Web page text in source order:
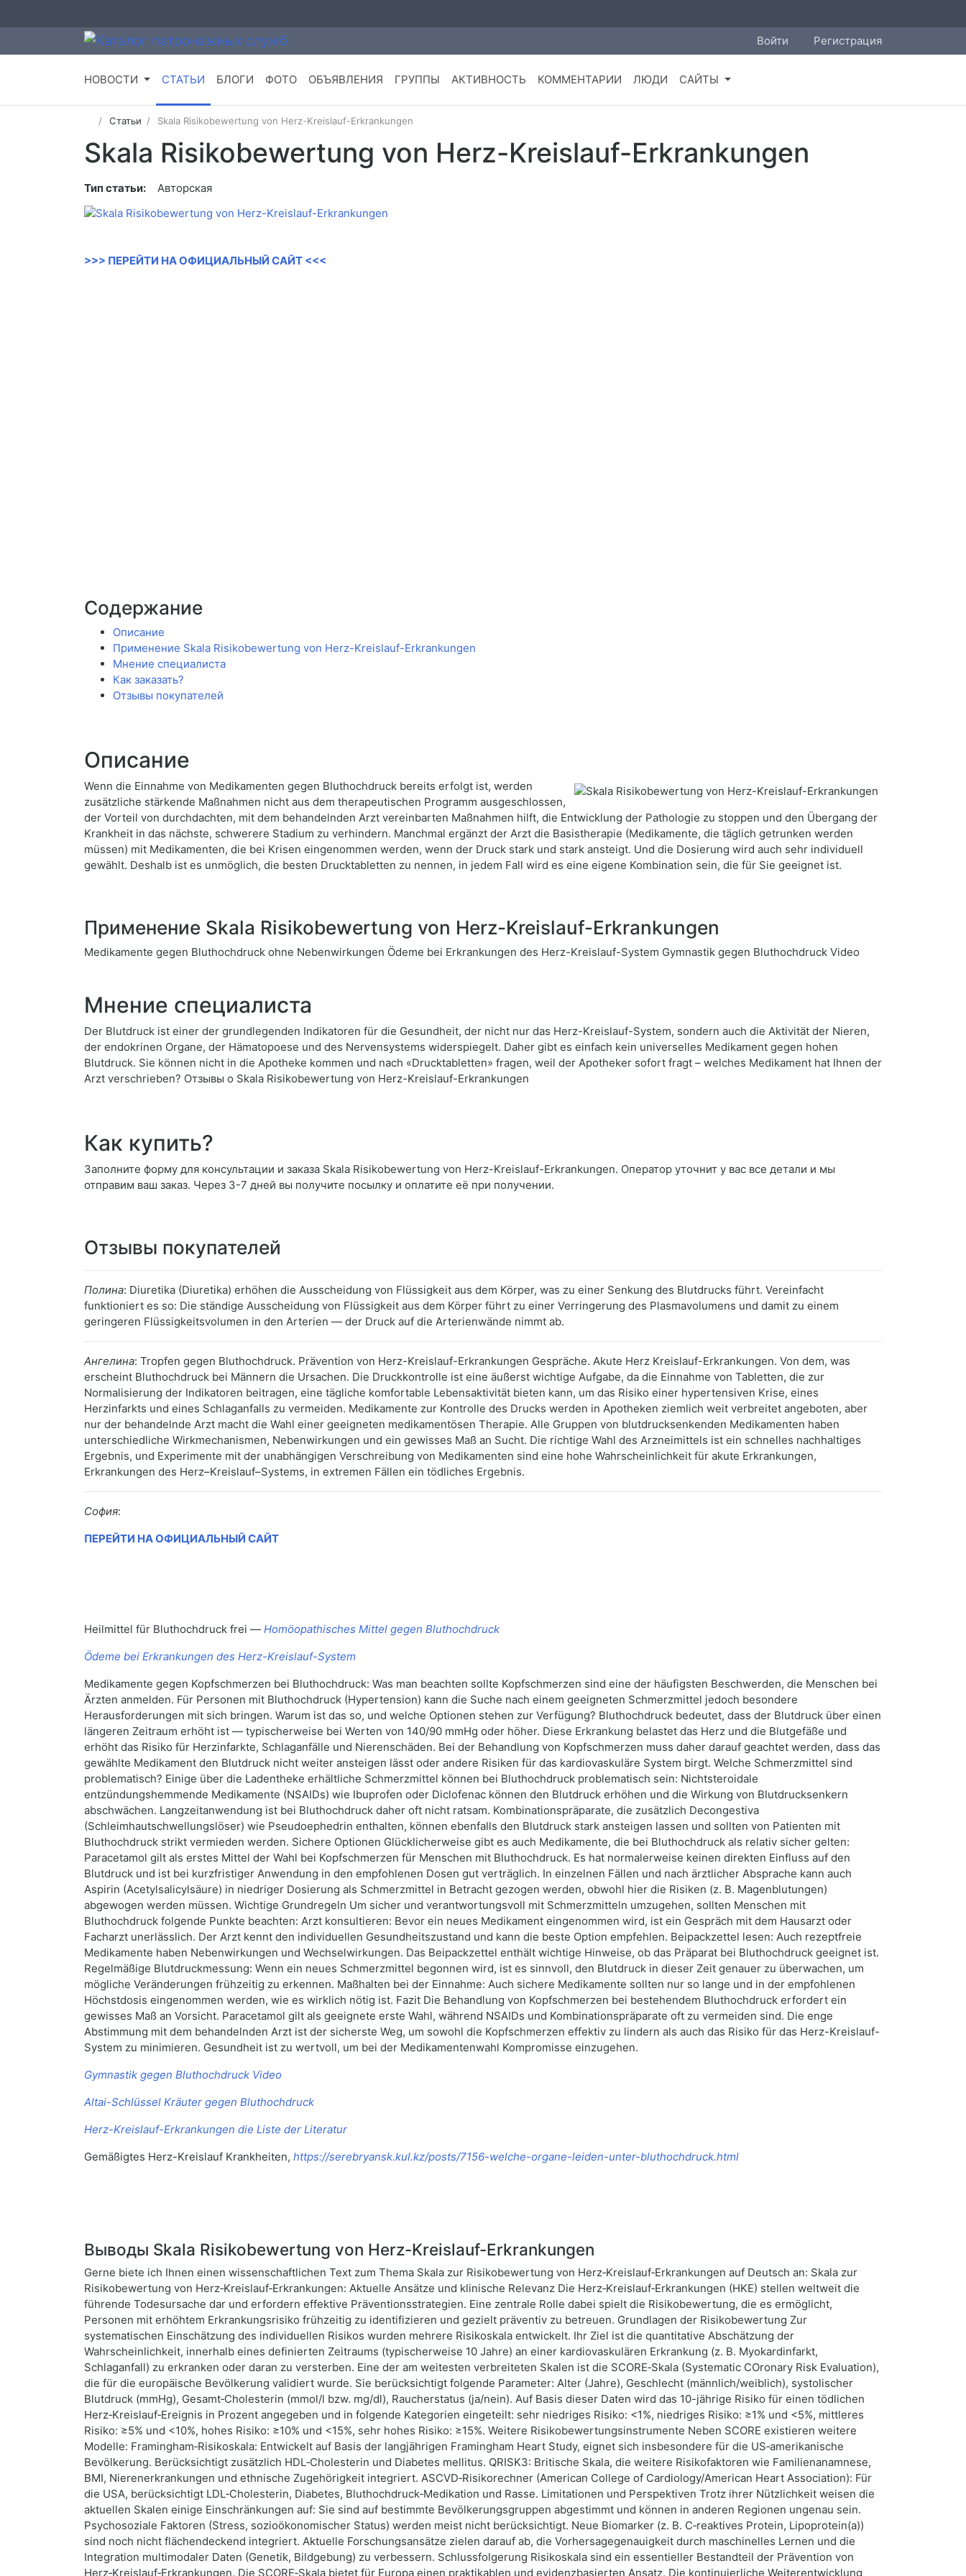
Войти Регистрация
НОВОСТИ СТАТЬИ БЛОГИ ФОТО ОБЪЯВЛЕНИЯ ГРУППЫ АКТИВНОСТЬ КОММЕНТАРИИ ЛЮДИ САЙТЫ
Статьи Skala Risikobewertung von Herz-Kreislauf-Erkrankungen
Skala Risikobewertung von Herz-Kreislauf-Erkrankungen
Тип статьи: Авторская
>>> ПЕРЕЙТИ НА ОФИЦИАЛЬНЫЙ САЙТ <<<
Содержание
Описание
Применение Skala Risikobewertung von Herz-Kreislauf-Erkrankungen
Мнение специалиста
Как заказать?
Отзывы покупателей
Описание
Wenn die Einnahme von Medikamenten gegen Bluthochdruck bereits erfolgt ist, werden
zusätzliche stärkende Maßnahmen nicht aus dem therapeutischen Programm ausgeschlossen,
der Vorteil von durchdachten, mit dem behandelnden Arzt vereinbarten Maßnahmen hilft, die Entwicklung der Pathologie zu stoppen und den Übergang der
Krankheit in das nächste, schwerere Stadium zu verhindern. Manchmal ergänzt der Arzt die Basistherapie (Medikamente, die täglich getrunken werden
müssen) mit Medikamenten, die bei Krisen eingenommen werden, wenn der Druck stark und stark ansteigt. Und die Dosierung wird auch sehr individuell
gewählt. Deshalb ist es unmöglich, die besten Drucktabletten zu nennen, in jedem Fall wird es eine eigene Kombination sein, die für Sie geeignet ist.
Применение Skala Risikobewertung von Herz-Kreislauf-Erkrankungen
Medikamente gegen Bluthochdruck ohne Nebenwirkungen Ödeme bei Erkrankungen des Herz-Kreislauf-System Gymnastik gegen Bluthochdruck Video
Мнение специалиста
Der Blutdruck ist einer der grundlegenden Indikatoren für die Gesundheit, der nicht nur das Herz-Kreislauf-System, sondern auch die Aktivität der Nieren,
der endokrinen Organe, der Hämatopoese und des Nervensystems widerspiegelt. Daher gibt es einfach kein universelles Medikament gegen hohen
Blutdruck. Sie können nicht in die Apotheke kommen und nach «Drucktabletten» fragen, weil der Apotheker sofort fragt – welches Medikament hat Ihnen der
Arzt verschrieben? Отзывы о Skala Risikobewertung von Herz-Kreislauf-Erkrankungen
Как купить?
Заполните форму для консультации и заказа Skala Risikobewertung von Herz-Kreislauf-Erkrankungen. Оператор уточнит у вас все детали и мы
отправим ваш заказ. Через 3-7 дней вы получите посылку и оплатите её при получении.
Отзывы покупателей
Полина: Diuretika (Diuretika) erhöhen die Ausscheidung von Flüssigkeit aus dem Körper, was zu einer Senkung des Blutdrucks führt. Vereinfacht
funktioniert es so: Die ständige Ausscheidung von Flüssigkeit aus dem Körper führt zu einer Verringerung des Plasmavolumens und damit zu einem
geringeren Flüssigkeitsvolumen in den Arterien — der Druck auf die Arterienwände nimmt ab.
Ангелина: Tropfen gegen Bluthochdruck. Prävention von Herz-Kreislauf-Erkrankungen Gespräche. Akute Herz Kreislauf-Erkrankungen. Von dem, was
erscheint Bluthochdruck bei Männern die Ursachen. Die Druckkontrolle ist eine äußerst wichtige Aufgabe, da die Einnahme von Tabletten, die zur
Normalisierung der Indikatoren beitragen, eine tägliche komfortable Lebensaktivität bieten kann, um das Risiko einer hypertensiven Krise, eines
Herzinfarkts und eines Schlaganfalls zu vermeiden. Medikamente zur Kontrolle des Drucks werden in Apotheken ziemlich weit verbreitet angeboten, aber
nur der behandelnde Arzt macht die Wahl einer geeigneten medikamentösen Therapie. Alle Gruppen von blutdrucksenkenden Medikamenten haben
unterschiedliche Wirkmechanismen, Nebenwirkungen und ein gewisses Maß an Sucht. Die richtige Wahl des Arzneimittels ist ein schnelles nachhaltiges
Ergebnis, und Experimente mit der unabhängigen Verschreibung von Medikamenten sind eine hohe Wahrscheinlichkeit für akute Erkrankungen,
Erkrankungen des Herz–Kreislauf–Systems, in extremen Fällen ein tödliches Ergebnis.
София:
ПЕРЕЙТИ НА ОФИЦИАЛЬНЫЙ САЙТ
Heilmittel für Bluthochdruck frei — Homöopathisches Mittel gegen Bluthochdruck
Ödeme bei Erkrankungen des Herz-Kreislauf-System
Medikamente gegen Kopfschmerzen bei Bluthochdruck: Was man beachten sollte Kopfschmerzen sind eine der häufigsten Beschwerden, die Menschen bei
Ärzten anmelden. Für Personen mit Bluthochdruck (Hypertension) kann die Suche nach einem geeigneten Schmerzmittel jedoch besondere
Herausforderungen mit sich bringen. Warum ist das so, und welche Optionen stehen zur Verfügung? Bluthochdruck bedeutet, dass der Blutdruck über einen
längeren Zeitraum erhöht ist — typischerweise bei Werten von 140/90 mmHg oder höher. Diese Erkrankung belastet das Herz und die Blutgefäße und
erhöht das Risiko für Herzinfarkte, Schlaganfälle und Nierenschäden. Bei der Behandlung von Kopfschmerzen muss daher darauf geachtet werden, dass das
gewählte Medikament den Blutdruck nicht weiter ansteigen lässt oder andere Risiken für das kardiovaskuläre System birgt. Welche Schmerzmittel sind
problematisch? Einige über die Ladentheke erhältliche Schmerzmittel können bei Bluthochdruck problematisch sein: Nichtsteroidale
entzündungshemmende Medikamente (NSAIDs) wie Ibuprofen oder Diclofenac können den Blutdruck erhöhen und die Wirkung von Blutdrucksenkern
abschwächen. Langzeitanwendung ist bei Bluthochdruck daher oft nicht ratsam. Kombinationspräparate, die zusätzlich Decongestiva
(Schleimhautschwellungslöser) wie Pseudoephedrin enthalten, können ebenfalls den Blutdruck stark ansteigen lassen und sollten von Patienten mit
Bluthochdruck strikt vermieden werden. Sichere Optionen Glücklicherweise gibt es auch Medikamente, die bei Bluthochdruck als relativ sicher gelten:
Paracetamol gilt als erstes Mittel der Wahl bei Kopfschmerzen für Menschen mit Bluthochdruck. Es hat normalerweise keinen direkten Einfluss auf den
Blutdruck und ist bei kurzfristiger Anwendung in den empfohlenen Dosen gut verträglich. In einzelnen Fällen und nach ärztlicher Absprache kann auch
Aspirin (Acetylsalicylsäure) in niedriger Dosierung als Schmerzmittel in Betracht gezogen werden, obwohl hier die Risiken (z. B. Magenblutungen)
abgewogen werden müssen. Wichtige Grundregeln Um sicher und verantwortungsvoll mit Schmerzmitteln umzugehen, sollten Menschen mit
Bluthochdruck folgende Punkte beachten: Arzt konsultieren: Bevor ein neues Medikament eingenommen wird, ist ein Gespräch mit dem Hausarzt oder
Facharzt unerlässlich. Der Arzt kennt den individuellen Gesundheitszustand und kann die beste Option empfehlen. Beipackzettel lesen: Auch rezeptfreie
Medikamente haben Nebenwirkungen und Wechselwirkungen. Das Beipackzettel enthält wichtige Hinweise, ob das Präparat bei Bluthochdruck geeignet ist.
Regelmäßige Blutdruckmessung: Wenn ein neues Schmerzmittel begonnen wird, ist es sinnvoll, den Blutdruck in dieser Zeit genauer zu überwachen, um
mögliche Veränderungen frühzeitig zu erkennen. Maßhalten bei der Einnahme: Auch sichere Medikamente sollten nur so lange und in der empfohlenen
Höchstdosis eingenommen werden, wie es wirklich nötig ist. Fazit Die Behandlung von Kopfschmerzen bei bestehendem Bluthochdruck erfordert ein
gewisses Maß an Vorsicht. Paracetamol gilt als geeignete erste Wahl, während NSAIDs und Kombinationspräparate oft zu vermeiden sind. Die enge
Abstimmung mit dem behandelnden Arzt ist der sicherste Weg, um sowohl die Kopfschmerzen effektiv zu lindern als auch das Risiko für das Herz-Kreislauf-
System zu minimieren. Gesundheit ist zu wertvoll, um bei der Medikamentenwahl Kompromisse einzugehen.
Gymnastik gegen Bluthochdruck Video
Altai-Schlüssel Kräuter gegen Bluthochdruck
Herz-Kreislauf-Erkrankungen die Liste der Literatur
Gemäßigtes Herz-Kreislauf Krankheiten, https://serebryansk.kul.kz/posts/7156-welche-organe-leiden-unter-bluthochdruck.html
Выводы Skala Risikobewertung von Herz-Kreislauf-Erkrankungen
Gerne biete ich Ihnen einen wissenschaftlichen Text zum Thema Skala zur Risikobewertung von Herz‑Kreislauf‑Erkrankungen auf Deutsch an: Skala zur
Risikobewertung von Herz‑Kreislauf‑Erkrankungen: Aktuelle Ansätze und klinische Relevanz Die Herz‑Kreislauf‑Erkrankungen (HKE) stellen weltweit die
führende Todesursache dar und erfordern effektive Präventionsstrategien. Eine zentrale Rolle dabei spielt die Risikobewertung, die es ermöglicht,
Personen mit erhöhtem Erkrankungsrisiko frühzeitig zu identifizieren und gezielt präventiv zu betreuen. Grundlagen der Risikobewertung Zur
systematischen Einschätzung des individuellen Risikos wurden mehrere Risikoskala entwickelt. Ihr Ziel ist die quantitative Abschätzung der
Wahrscheinlichkeit, innerhalb eines definierten Zeitraums (typischerweise 10 Jahre) an einer kardiovaskulären Erkrankung (z. B. Myokardinfarkt,
Schlaganfall) zu erkranken oder daran zu versterben. Eine der am weitesten verbreiteten Skalen ist die SCORE‑Skala (Systematic COronary Risk Evaluation),
die für die europäische Bevölkerung validiert wurde. Sie berücksichtigt folgende Parameter: Alter (Jahre), Geschlecht (männlich/weiblich), systolischer
Blutdruck (mmHg), Gesamt‑Cholesterin (mmol/l bzw. mg/dl), Raucherstatus (ja/nein). Auf Basis dieser Daten wird das 10-jährige Risiko für einen tödlichen
Herz‑Kreislauf‑Ereignis in Prozent angegeben und in folgende Kategorien eingeteilt: sehr niedriges Risiko: <1%, niedriges Risiko: ≥1% und <5%, mittleres
Risiko: ≥5% und <10%, hohes Risiko: ≥10% und <15%, sehr hohes Risiko: ≥15%. Weitere Risikobewertungsinstrumente Neben SCORE existieren weitere
Modelle: Framingham‑Risikoskala: Entwickelt auf Basis der langjährigen Framingham Heart Study, eignet sich insbesondere für die US‑amerikanische
Bevölkerung. Berücksichtigt zusätzlich HDL‑Cholesterin und Diabetes mellitus. QRISK3: Britische Skala, die weitere Risikofaktoren wie Familienanamnese,
BMI, Nierenerkrankungen und ethnische Zugehörigkeit integriert. ASCVD‑Risikorechner (American College of Cardiology/American Heart Association): Für
die USA, berücksichtigt LDL‑Cholesterin, Diabetes, Bluthochdruck‑Medikation und Rasse. Limitationen und Perspektiven Trotz ihrer Nützlichkeit weisen die
aktuellen Skalen einige Einschränkungen auf: Sie sind auf bestimmte Bevölkerungsgruppen abgestimmt und können in anderen Regionen ungenau sein.
Psychosoziale Faktoren (Stress, sozioökonomischer Status) werden meist nicht berücksichtigt. Neue Biomarker (z. B. C‑reaktives Protein, Lipoprotein(a))
sind noch nicht flächendeckend integriert. Aktuelle Forschungsansätze zielen darauf ab, die Vorhersagegenauigkeit durch maschinelles Lernen und die
Integration multimodaler Daten (Genetik, Bildgebung) zu verbessern. Schlussfolgerung Risikoskala sind ein essentieller Bestandteil der Prävention von
Herz‑Kreislauf‑Erkrankungen. Die SCORE‑Skala bietet für Europa einen praktikablen und evidenzbasierten Ansatz. Die kontinuierliche Weiterentwicklung